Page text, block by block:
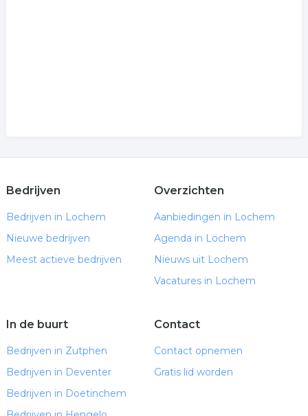
Bedrijven
Bedrijven in Lochem
Nieuwe bedrijven
Meest actieve bedrijven
Overzichten
Aanbiedingen in Lochem
Agenda in Lochem
Nieuws uit Lochem
Vacatures in Lochem
In de buurt
Bedrijven in Zutphen
Bedrijven in Deventer
Bedrijven in Doetinchem
Contact
Contact opnemen
Gratis lid worden